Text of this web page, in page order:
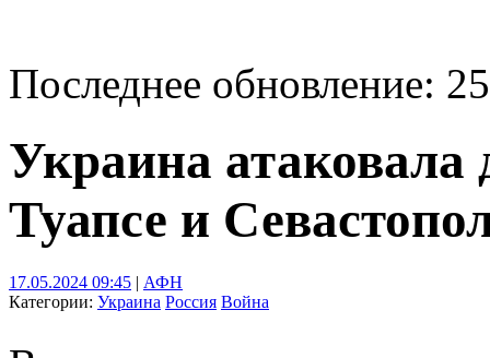
Последнее обновление:
Украина атаковала
Туапсе и
17.05.2024 09:45 | АФН
Категории: Украина Россия Война